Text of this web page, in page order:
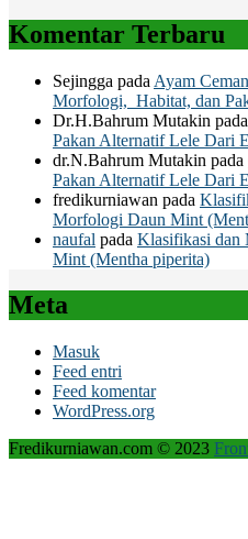
Komentar Terbaru
Sejingga pada Ayam
Morfologi, Habitat, dan
Dr.H.Bahrum Mutakin pada
Pakan Alternatif Lele Dari
dr.N.Bahrum Mutakin pada
Pakan Alternatif Lele Dari
fredikurniawan pada
Morfologi Daun Mint
naufal pada Klasifikasi dan
Mint (Mentha piperita)
Meta
Masuk
Feed entri
Feed komentar
WordPress.org
Fredikurniawan.com © 2023